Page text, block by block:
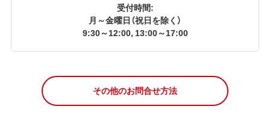
受付時間:
月～金曜日（祝日を除く）
9:30～12:00, 13:00～17:00
その他のお問合せ方法